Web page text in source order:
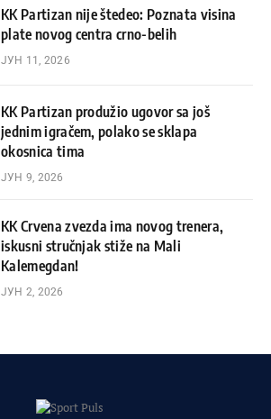
KK Partizan nije štedeo: Poznata visina
plate novog centra crno-belih
ЈУН 11, 2026
KK Partizan produžio ugovor sa još
jednim igračem, polako se sklapa
okosnica tima
ЈУН 9, 2026
KK Crvena zvezda ima novog trenera,
iskusni stručnjak stiže na Mali
Kalemegdan!
ЈУН 2, 2026